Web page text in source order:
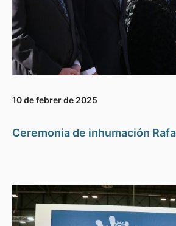
10 de febrer de 2025
Ceremonia de inhumación